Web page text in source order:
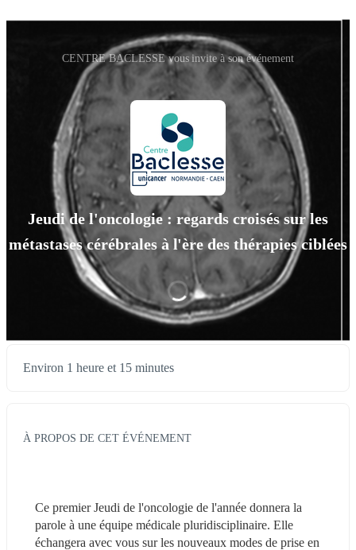
CENTRE BACLESSE vous invite à son événement
Jeudi de l'oncologie : regards croisés sur les
métastases cérébrales à l'ère des thérapies ciblées
Environ 1 heure et 15 minutes
À PROPOS DE CET ÉVÉNEMENT
Ce premier Jeudi de l'oncologie de l'année donnera la
parole à une équipe médicale pluridisciplinaire. Elle
échangera avec vous sur les nouveaux modes de prise en